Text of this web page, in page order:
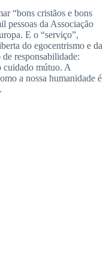
“bons cristãos e bons
pessoas da Associação
E o “serviço”,
do egocentrismo e da
responsabilidade:
cuidado mútuo. A
a nossa humanidade é